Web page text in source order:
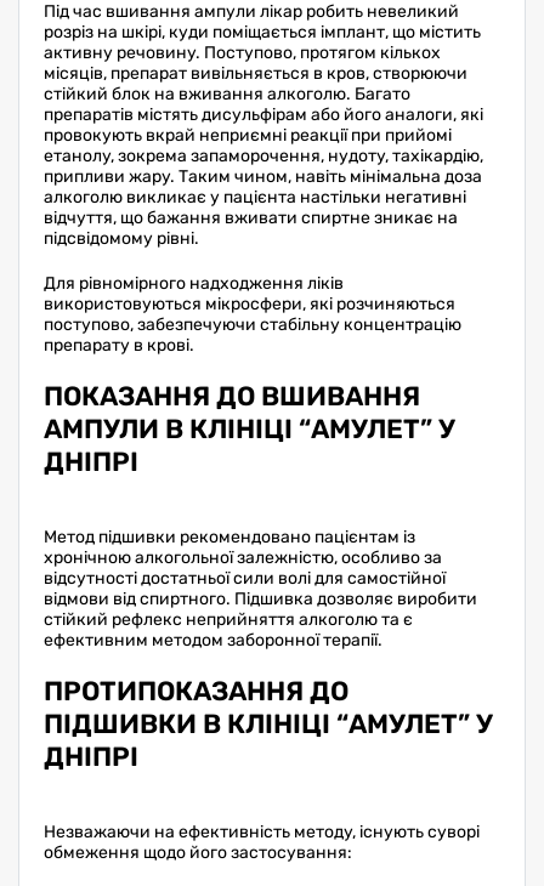
Під час вшивання ампули лікар робить невеликий
розріз на шкірі, куди поміщається імплант, що містить
активну речовину. Поступово, протягом кількох
місяців, препарат вивільняється в кров, створюючи
стійкий блок на вживання алкоголю. Багато
препаратів містять дисульфірам або його аналоги, які
провокують вкрай неприємні реакції при прийомі
етанолу, зокрема запаморочення, нудоту, тахікардію,
припливи жару. Таким чином, навіть мінімальна доза
алкоголю викликає у пацієнта настільки негативні
відчуття, що бажання вживати спиртне зникає на
підсвідомому рівні.
Для рівномірного надходження ліків
використовуються мікросфери, які розчиняються
поступово, забезпечуючи стабільну концентрацію
препарату в крові.
ПОКАЗАННЯ ДО ВШИВАННЯ
АМПУЛИ В КЛІНІЦІ “АМУЛЕТ” У
ДНІПРІ
Метод підшивки рекомендовано пацієнтам із
хронічною алкогольної залежністю, особливо за
відсутності достатньої сили волі для самостійної
відмови від спиртного. Підшивка дозволяє виробити
стійкий рефлекс неприйняття алкоголю та є
ефективним методом заборонної терапії.
ПРОТИПОКАЗАННЯ ДО
ПІДШИВКИ В КЛІНІЦІ “АМУЛЕТ” У
ДНІПРІ
Незважаючи на ефективність методу, існують суворі
обмеження щодо його застосування: